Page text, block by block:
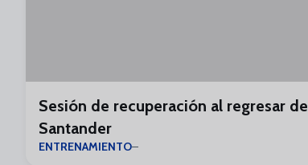
Sesión de recuperación al regresar de
Santander
ENTRENAMIENTO